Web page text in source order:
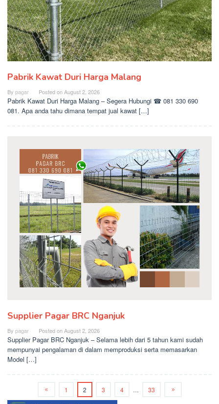
Pabrik Kawat Duri Harga Malang
By pagar Posted onAugust 2, 2026
Pabrik Kawat Duri Harga Malang – Segera Hubungi ☎ 081 330 690
081. Apa anda tahu dimana tempat jual kawat […]
Supplier Pagar BRC Nganjuk
By pagar Posted onAugust 2, 2026
Supplier Pagar BRC Nganjuk – Selama lebih dari 5 tahun kami sudah
mempunyai pengalaman di dalam memproduksi serta memasarkan
Model […]
1 2 3 4 … 33